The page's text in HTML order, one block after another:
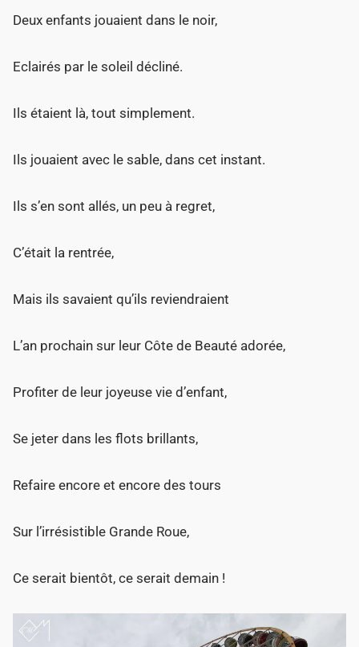
Deux enfants jouaient dans le noir,
Eclairés par le soleil décliné.
Ils étaient là, tout simplement.
Ils jouaient avec le sable, dans cet instant.
Ils s’en sont allés, un peu à regret,
C’était la rentrée,
Mais ils savaient qu’ils reviendraient
L’an prochain sur leur Côte de Beauté adorée,
Profiter de leur joyeuse vie d’enfant,
Se jeter dans les flots brillants,
Refaire encore et encore des tours
Sur l’irrésistible Grande Roue,
Ce serait bientôt, ce serait demain !